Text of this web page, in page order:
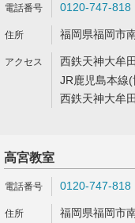
0120-747-818
福岡県福岡市
西鉄天神大牟
JR鹿児島本線
西鉄天神大牟
高宮教室
0120-747-818
福岡県福岡市